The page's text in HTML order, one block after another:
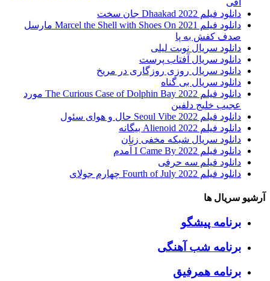
دانلود فیلم Dhaakad 2022 جان سخت
دانلود فیلم Marcel the Shell with Shoes On 2021 مارسل
صدف کفش به پا
دانلود سریال نوبت لیلی
دانلود سریال آفتاب پرست
دانلود سریال روزی روزگاری در مریخ
دانلود سریال بی گناه
دانلود فیلم The Curious Case of Dolphin Bay 2022 مورد
عجیب خلیج دلفین
دانلود فیلم Seoul Vibe 2022 حال و هوای سئول
دانلود فیلم Alienoid 2022 بیگانه
دانلود سریال شبکه مخفی زنان
دانلود فیلم I Came By 2022 آمدم
دانلود فیلم سه حرفی
دانلود فیلم Fourth of July 2022 چهارم جولای
آرشیو سریال ها
برنامه پیشگو
برنامه شب آهنگی
برنامه همرفیق